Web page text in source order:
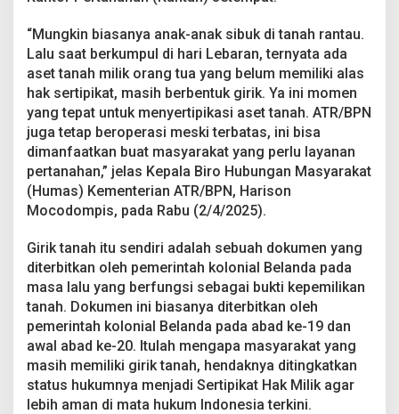
h
A
a
s
H
a
k
a
n
a
D
r
i
G
i
i
k
J
a
“Mungkin biasanya anak-anak sibuk di tanah rantau.
Lalu saat berkumpul di hari Lebaran, ternyata ada
aset tanah milik orang tua yang belum memiliki alas
hak sertipikat, masih berbentuk girik. Ya ini momen
yang tepat untuk menyertipikasi aset tanah. ATR/BPN
juga tetap beroperasi meski terbatas, ini bisa
dimanfaatkan buat masyarakat yang perlu layanan
pertanahan,” jelas Kepala Biro Hubungan Masyarakat
(Humas) Kementerian ATR/BPN, Harison
Mocodompis, pada Rabu (2/4/2025).
Girik tanah itu sendiri adalah sebuah dokumen yang
diterbitkan oleh pemerintah kolonial Belanda pada
masa lalu yang berfungsi sebagai bukti kepemilikan
tanah. Dokumen ini biasanya diterbitkan oleh
pemerintah kolonial Belanda pada abad ke-19 dan
awal abad ke-20. Itulah mengapa masyarakat yang
masih memiliki girik tanah, hendaknya ditingkatkan
status hukumnya menjadi Sertipikat Hak Milik agar
lebih aman di mata hukum Indonesia terkini.